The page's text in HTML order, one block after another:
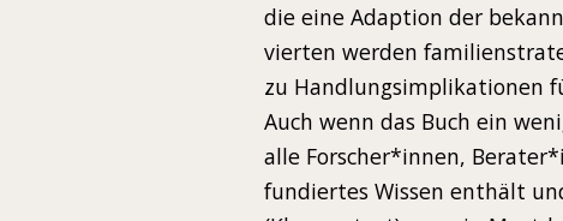
die eine Adaption der
vierten werden
zu Handlungsimplikationen
Auch wenn das Buch ein
alle Forscher*innen,
fundiertes Wissen enthält